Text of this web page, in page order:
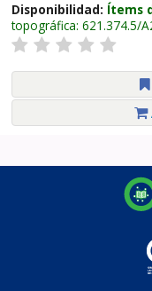
Disponibilidad: Ítems
topográfica: 621.374.5/